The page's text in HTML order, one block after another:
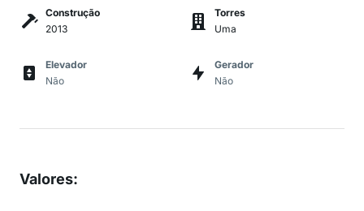
Construção
2013
Torres
Uma
Elevador
Não
Gerador
Não
Valores: